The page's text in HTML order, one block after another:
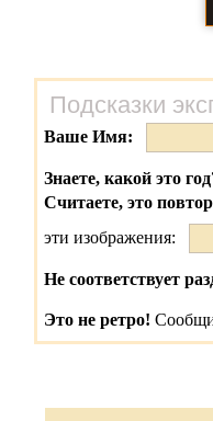
Подсказки
Ваше Имя:
Знаете, какой это
Считаете, это
эти изображения:
Не соответствует
Это не ретро!